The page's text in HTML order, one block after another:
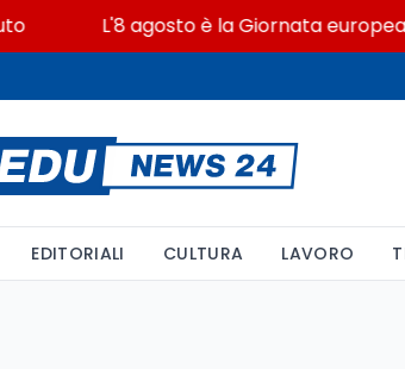
L'8 agosto è la Giornata europea in
EDITORIALI CULTURA LAVORO